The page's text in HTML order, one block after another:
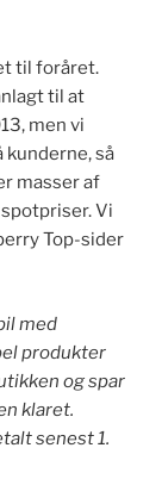
til foråret.
til at
men vi
så
masser af
Vi
Top-sider
med
produkter
og spar
klaret.
senest 1.